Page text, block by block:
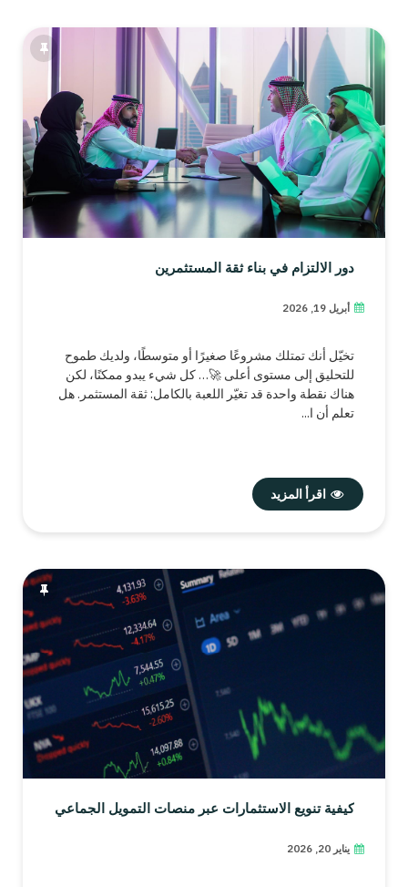
دور الالتزام في بناء ثقة المستثمرين
أبريل 19, 2026
تخيّل أنك تمتلك مشروعًا صغيرًا أو متوسطًا، ولديك طموح
للتحليق إلى مستوى أعلى 🚀… كل شيء يبدو ممكنًا، لكن
هناك نقطة واحدة قد تغيّر اللعبة بالكامل: ثقة المستثمر. هل
تعلم أن ا...
اقرأ المزيد
كيفية تنويع الاستثمارات عبر منصات التمويل الجماعي
يناير 20, 2026